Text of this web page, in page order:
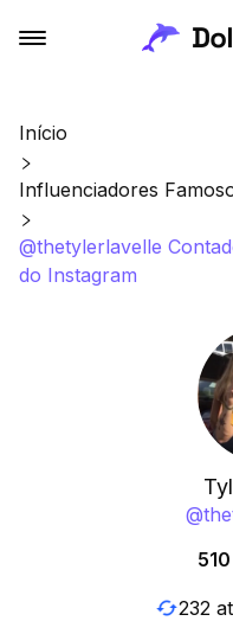
Início
Influenciadores
@thetylerlavelle
do Instagram
@
510
232